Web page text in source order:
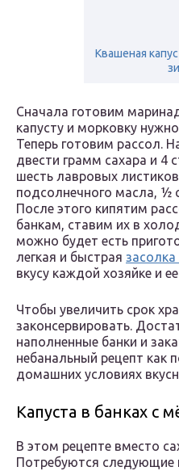
Квашеная
Сначала готовим
капусту и морковку
Теперь готовим рассол.
двести грамм сахара и 4
шесть лавровых
подсолнечного масла, ½
После этого кипятим
банкам, ставим их в
можно будет есть
легкая и быстрая засолка
вкусу каждой хозяйке и
Чтобы увеличить срок
законсервировать.
наполненные банки и
небанальный рецепт как
домашних условиях
Капуста в банках с
В этом рецепте вместо
Потребуются следующие